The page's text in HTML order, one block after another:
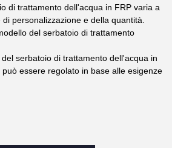
di trattamento dell'acqua in FRP varia a
personalizzazione e della quantità.
del serbatoio di trattamento
serbatoio di trattamento dell'acqua in
essere regolato in base alle esigenze